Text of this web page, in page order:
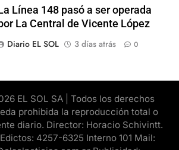
Línea 148 pasó a ser operada
La Central de Vicente López
Diario EL SOL
3 días atrás 0
EL SOL SA | Todos los derechos
prohibida la reproducción total o
diario. Director: Horacio Schivintt.
4257-6325 Interno 101 Mail: